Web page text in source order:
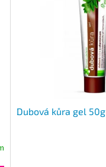
Dubová kůra gel 50g